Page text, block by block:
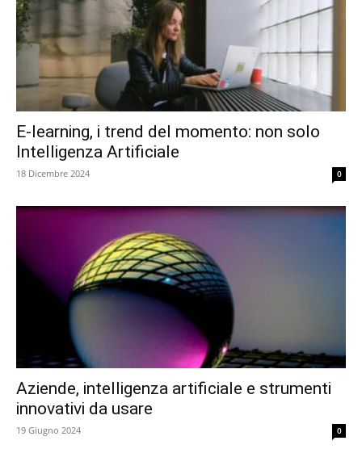
E-learning, i trend del momento: non solo
Intelligenza Artificiale
18 Dicembre 2024 0
Aziende, intelligenza artificiale e strumenti
innovativi da usare
19 Giugno 2024 0